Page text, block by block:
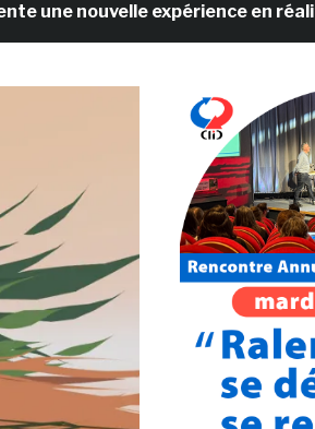
expérience en réalité